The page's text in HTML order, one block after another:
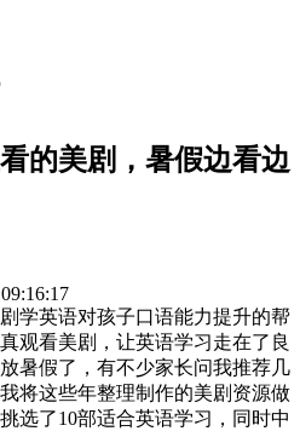
的美剧，暑假边看边
学英语对孩子口语能力提升的帮
观看美剧，让英语学习走在了良
暑假了，有不少家长问我推荐几
将这些年整理制作的美剧资源做
选了10部适合英语学习，同时中